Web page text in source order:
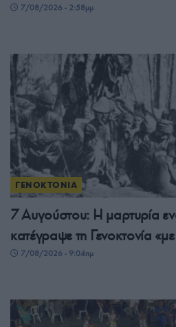
7/08/2026 - 2:58μμ
ΓΕΝΟΚΤΟΝΙΑ
7 Αυγούστου: Η μαρτυρία
κατέγραψε τη Γενοκτονία
7/08/2026 - 9:04πμ